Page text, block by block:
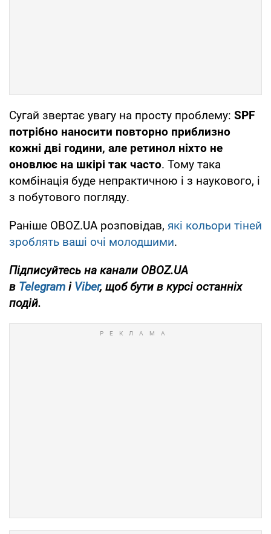
Сугай звертає увагу на просту проблему: SPF
потрібно наносити повторно приблизно
кожні дві години, але ретинол ніхто не
оновлює на шкірі так часто. Тому така
комбінація буде непрактичною і з наукового, і
з побутового погляду.
Раніше OBOZ.UA розповідав, які кольори тіней
зроблять ваші очі молодшими.
Підписуйтесь на канали OBOZ.UA
в Telegram і Viber, щоб бути в курсі останніх
подій.